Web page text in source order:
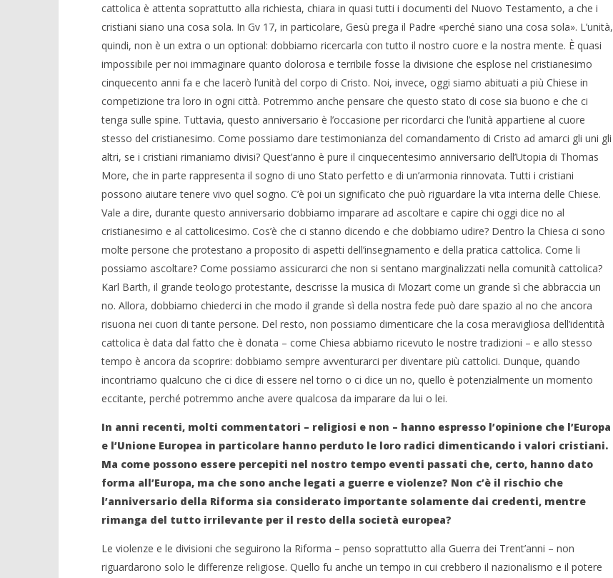
cattolica è attenta soprattutto alla richiesta, chiara in quasi tutti i documenti del Nuovo Testamento, a che i
cristiani siano una cosa sola. In Gv 17, in particolare, Gesù prega il Padre «perché siano una cosa sola». L’unità,
quindi, non è un extra o un optional: dobbiamo ricercarla con tutto il nostro cuore e la nostra mente. È quasi
impossibile per noi immaginare quanto dolorosa e terribile fosse la divisione che esplose nel cristianesimo
cinquecento anni fa e che lacerò l’unità del corpo di Cristo. Noi, invece, oggi siamo abituati a più Chiese in
competizione tra loro in ogni città. Potremmo anche pensare che questo stato di cose sia buono e che ci
tenga sulle spine. Tuttavia, questo anniversario è l’occasione per ricordarci che l’unità appartiene al cuore
stesso del cristianesimo. Come possiamo dare testimonianza del comandamento di Cristo ad amarci gli uni gli
altri, se i cristiani rimaniamo divisi? Quest’anno è pure il cinquecentesimo anniversario dell’Utopia di Thomas
More, che in parte rappresenta il sogno di uno Stato perfetto e di un’armonia rinnovata. Tutti i cristiani
possono aiutare tenere vivo quel sogno. C’è poi un significato che può riguardare la vita interna delle Chiese.
Vale a dire, durante questo anniversario dobbiamo imparare ad ascoltare e capire chi oggi dice no al
cristianesimo e al cattolicesimo. Cos’è che ci stanno dicendo e che dobbiamo udire? Dentro la Chiesa ci sono
molte persone che protestano a proposito di aspetti dell’insegnamento e della pratica cattolica. Come li
possiamo ascoltare? Come possiamo assicurarci che non si sentano marginalizzati nella comunità cattolica?
Karl Barth, il grande teologo protestante, descrisse la musica di Mozart come un grande sì che abbraccia un
no. Allora, dobbiamo chiederci in che modo il grande sì della nostra fede può dare spazio al no che ancora
risuona nei cuori di tante persone. Del resto, non possiamo dimenticare che la cosa meravigliosa dell’identità
cattolica è data dal fatto che è donata – come Chiesa abbiamo ricevuto le nostre tradizioni – e allo stesso
tempo è ancora da scoprire: dobbiamo sempre avventurarci per diventare più cattolici. Dunque, quando
incontriamo qualcuno che ci dice di essere nel torno o ci dice un no, quello è potenzialmente un momento
eccitante, perché potremmo anche avere qualcosa da imparare da lui o lei.
In anni recenti, molti commentatori – religiosi e non – hanno espresso l’opinione che l’Europa
e l’Unione Europea in particolare hanno perduto le loro radici dimenticando i valori cristiani.
Ma come possono essere percepiti nel nostro tempo eventi passati che, certo, hanno dato
forma all’Europa, ma che sono anche legati a guerre e violenze? Non c’è il rischio che
l’anniversario della Riforma sia considerato importante solamente dai credenti, mentre
rimanga del tutto irrilevante per il resto della società europea?
Le violenze e le divisioni che seguirono la Riforma – penso soprattutto alla Guerra dei Trent’anni – non
riguardarono solo le differenze religiose. Quello fu anche un tempo in cui crebbero il nazionalismo e il potere